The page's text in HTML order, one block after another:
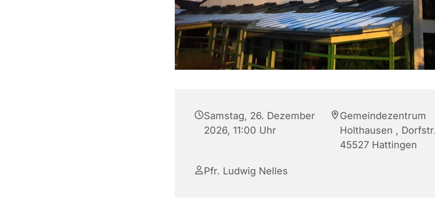
Samstag, 26. Dezember
2026, 11:00 Uhr
Gemeindezentrum
Holthausen ,
45527 Hattingen
Pfr. Ludwig Nelles